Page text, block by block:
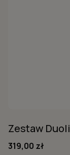
Zestaw
319,00 zł